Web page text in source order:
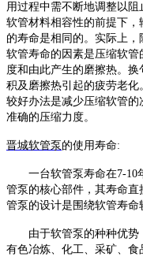
用过程中需不断地调整以
软管材料相容性的前提下
的寿命是相同的。实际上
软管寿命的因素是压缩软
度和由此产生的磨擦热。
积及磨擦热引起的疲劳老
较好办法是减少压缩软管
准确的压缩力度。
晋城软管泵 的使用寿命:
一台软管泵寿命在7-10
管泵 的核心部件，其寿命直
管泵 的设计是围绕软管寿命
由于软管泵 的种种优势
有色冶炼、化工、采矿、食